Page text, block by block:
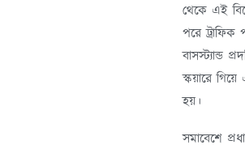
থেকে এই
পরে ট্রাফিক
বাসস্ট্যান্ড
স্কয়ারে
হয়।
সমাবেশে